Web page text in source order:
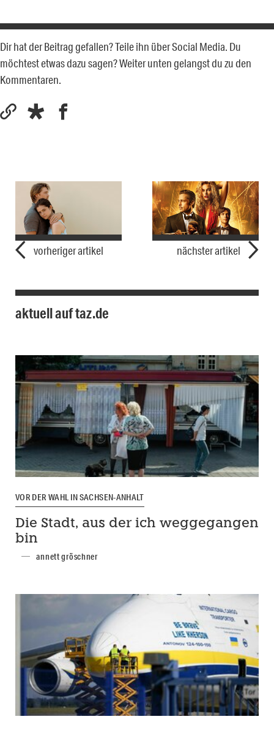
Dir hat der Beitrag gefallen? Teile ihn über Social Media. Du
möchtest etwas dazu sagen? Weiter unten gelangst du zu den
Kommentaren.
vorheriger artikel nächster artikel
aktuell auf taz.de
VOR DER WAHL IN SACHSEN-ANHALT
Die Stadt, aus der ich weggegangen
bin
annett gröschner